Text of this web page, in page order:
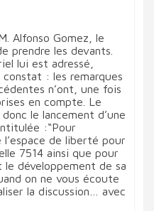
Alfonso Gomez, le
prendre les devants.
lui est adressé,
constat : les remarques
n’ont, une fois
en compte. Le
le lancement d’une
:“Pour
l’espace de liberté pour
7514 ainsi que pour
développement de sa
on ne vous écoute
la discussion… avec